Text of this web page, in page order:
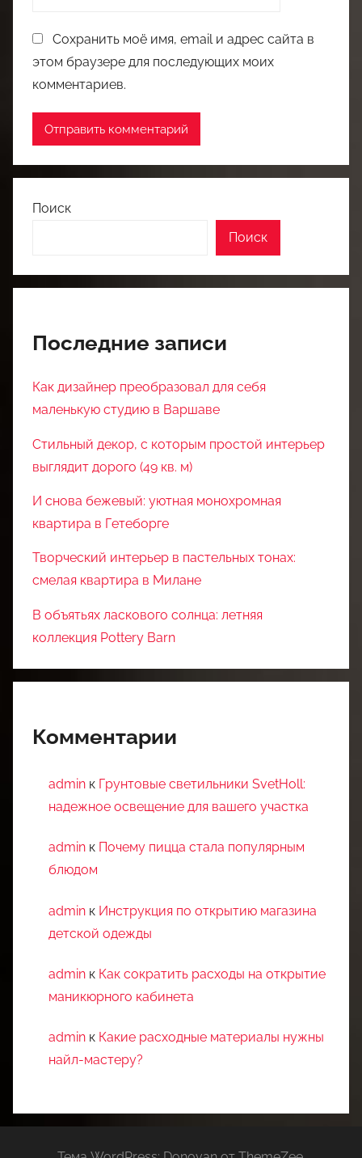
Сохранить моё имя, email и адрес сайта в
этом браузере для последующих моих
комментариев.
Поиск
Поиск
Последние записи
Как дизайнер преобразовал для себя
маленькую студию в Варшаве
Стильный декор, с которым простой интерьер
выглядит дорого (49 кв. м)
И снова бежевый: уютная монохромная
квартира в Гетеборге
Творческий интерьер в пастельных тонах:
смелая квартира в Милане
В объятьях ласкового солнца: летняя
коллекция Pottery Barn
Комментарии
admin к Грунтовые светильники SvetHoll:
надежное освещение для вашего участка
admin к Почему пицца стала популярным
блюдом
admin к Инструкция по открытию магазина
детской одежды
admin к Как сократить расходы на открытие
маникюрного кабинета
admin к Какие расходные материалы нужны
найл-мастеру?